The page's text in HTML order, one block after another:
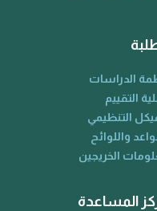
الدراسات
التقييم
التنظيمي
واللوائح
الخريجين
المساعدة